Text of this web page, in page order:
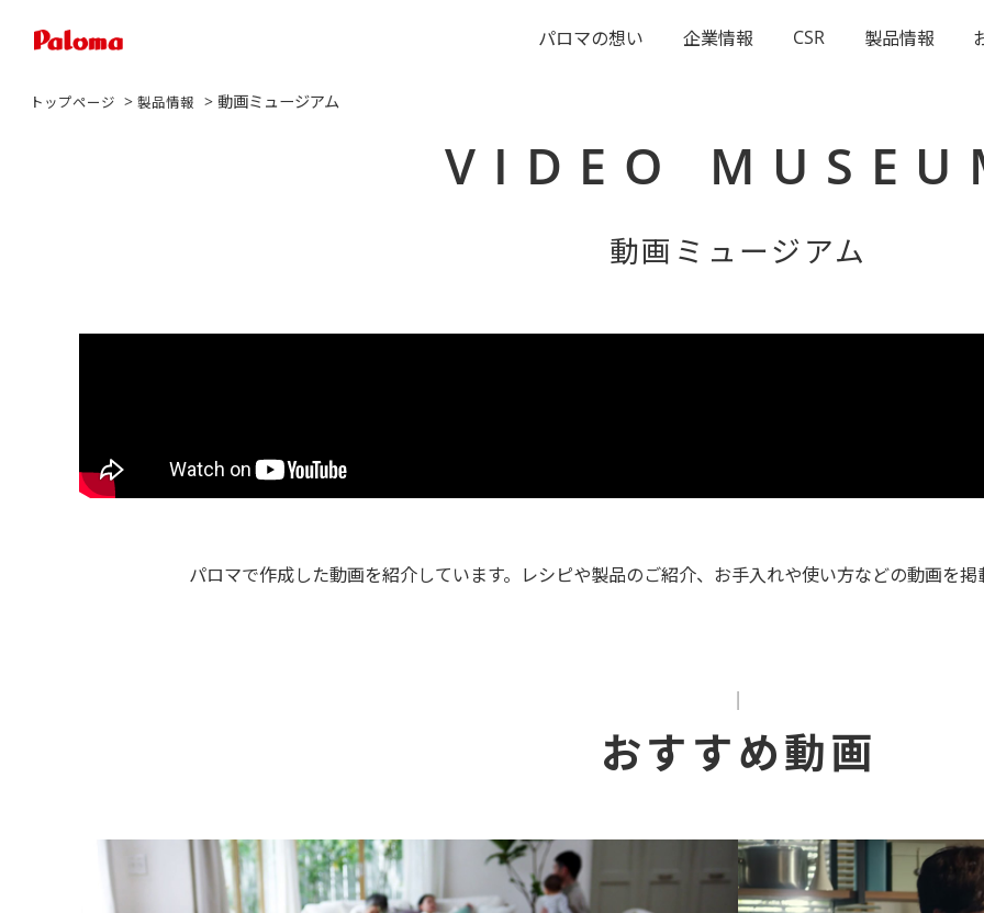
パロマの想い 企業情報 CSR 製品情報
トップページ >製品情報 > 動画ミュージアム
VIDEO
動画ミュージアム
パロマで作成した動画を紹介しています。レシピや製品のご紹介、お手入れや使い方などの動画を掲
おすすめ動画